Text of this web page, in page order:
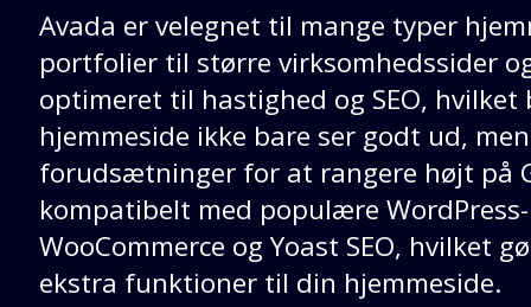
Avada er velegnet til mange typer
portfolier til større virksomhedssider
optimeret til hastighed og SEO,
hjemmeside ikke bare ser godt ud,
forudsætninger for at rangere højt på
kompatibelt med populære
WooCommerce og Yoast SEO, hvilket
ekstra funktioner til din hjemmeside.